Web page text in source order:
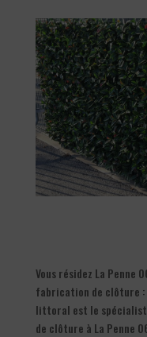
Vous résidez La
fabrication de clôture :
littoral est le
de clôture à La Penne